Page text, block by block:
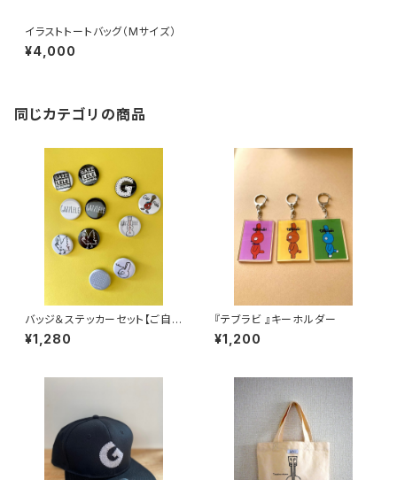
イラストトートバッグ（Mサイズ）
¥4,000
同じカテゴリの商品
バッジ＆ステッカーセット【ご自
分で選ぶ２個セット】
¥1,280
『テブラビ 』キーホルダー
¥1,200